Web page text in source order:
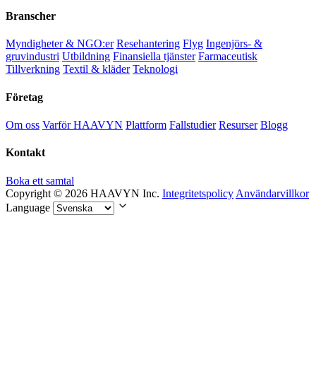
Branscher
Myndigheter & NGO:er Resehantering Flyg Ingenjörs- &
gruvindustri Utbildning Finansiella tjänster Farmaceutisk
Tillverkning Textil & kläder Teknologi
Företag
Om oss Varför HAAVYN Plattform Fallstudier Resurser Blogg
Kontakt
Boka ett samtal
Copyright © 2026 HAAVYN Inc. Integritetspolicy Användarvillkor
Language